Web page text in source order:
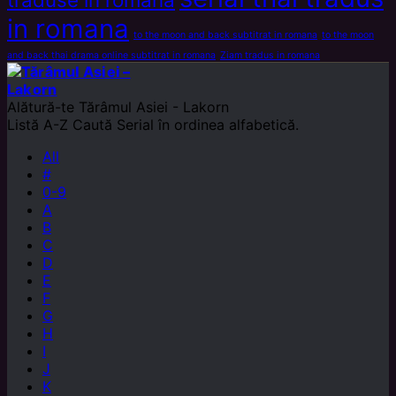
in romana to the moon and back subtitrat in romana to the moon
and back thai drama online subtitrat in romana Ziam tradus in romana
Alătură-te Tărâmul Asiei - Lakorn
Listă A-Z Caută Serial în ordinea alfabetică.
All
#
0-9
A
B
C
D
E
F
G
H
I
J
K